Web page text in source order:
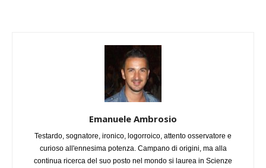
Emanuele Ambrosio
Testardo, sognatore, ironico, logorroico, attento osservatore e
curioso all'ennesima potenza. Campano di origini, ma alla
continua ricerca del suo posto nel mondo si laurea in Scienze